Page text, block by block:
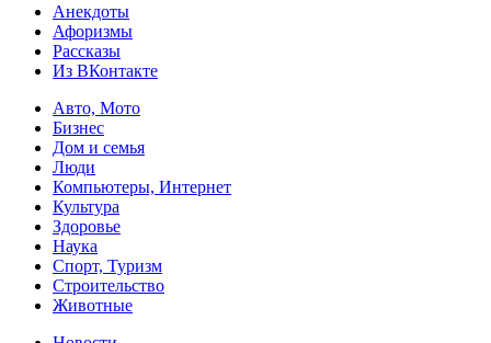
Анекдоты
Афоризмы
Рассказы
Из ВКонтакте
Авто, Мото
Бизнес
Дом и семья
Люди
Компьютеры, Интернет
Культура
Здоровье
Наука
Спорт, Туризм
Строительство
Животные